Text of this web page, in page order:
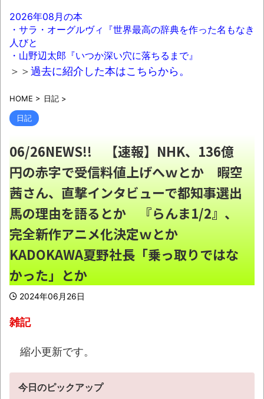
車で要らない装備、「電動シート」に決ま
る・・・ｗ NEW!
【朗報】シャインマスカット200房（時価
40万円相当）畑から盗んだ疑いで男を逮捕へ
NEW!
【速報】USスチール、1800億円の黒字
wwwwwwwwwwwwwwwwwwwwwwww
【悲報】カルビーさん、白黒包装にした結
果4週連続売上減NEW!
バーガーキング、超大型チーズバーガー発
売。総カロリー約1656kcal 単品2490円
NEW!
【悲報】高市首相、もはやマッサージを受
けただけで叩かれてしまうNEW!
【魔改造】普通の基板を7倍の巨体にした結
果ｗｗｗNEW!
マジでこれだけは日本製じゃないとダメな
物 、ガチで何がある？
2026年08月の本
・サラ・オーグルヴィ『世界最高の辞典を作った名もなき
人びと
・山野辺太郎『いつか深い穴に落ちるまで』
＞＞過去に紹介した本はこちらから。
HOME > 日記 >
日記
06/26NEWS!! 【速報】NHK、136億
円の赤字で受信料値上げへｗとか 暇空
茜さん、直撃インタビューで都知事選出
馬の理由を語るとか 『らんま1/2』、
完全新作アニメ化決定ｗとか
KADOKAWA夏野社長「乗っ取りではな
かった」とか
2024年06月26日
雑記
縮小更新です。
今日のピックアップ